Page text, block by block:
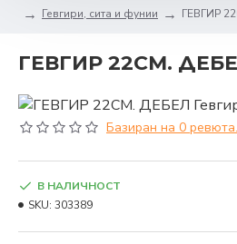
Гевгири, сита и фунии
ГЕВГИР
ГЕВГИР 22СМ.
Базиран на 0 ревюта.
В НАЛИЧНОСТ
SKU: 303389